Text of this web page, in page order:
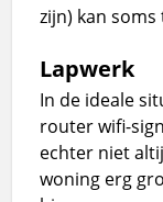
zijn) kan
Lapwerk
In de ideale
router wifi-
echter niet
woning erg